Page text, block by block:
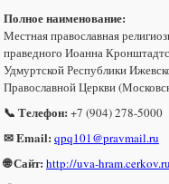
Полное наименование:
Местная православная
праведного Иоанна
Удмуртской Республики
Православной Церкви
📞 Телефон: +7 (904) 278-5000
✉ Email: qpq101@pravmail.ru
🌐 Сайт: http://uva-